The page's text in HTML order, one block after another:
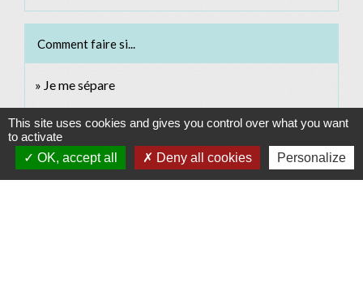
Comment faire si...
Je me sépare
Signaler une erreur sur cette page
This site uses cookies and gives you control over what you want
to activate
OK, accept all
Deny all cookies Personalize